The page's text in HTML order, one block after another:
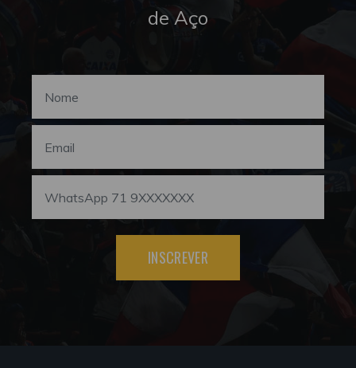
de Aço
INSCREVER